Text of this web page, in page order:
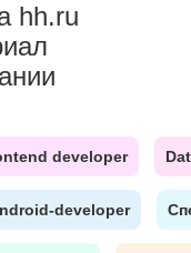
hh.ru
developer
developer